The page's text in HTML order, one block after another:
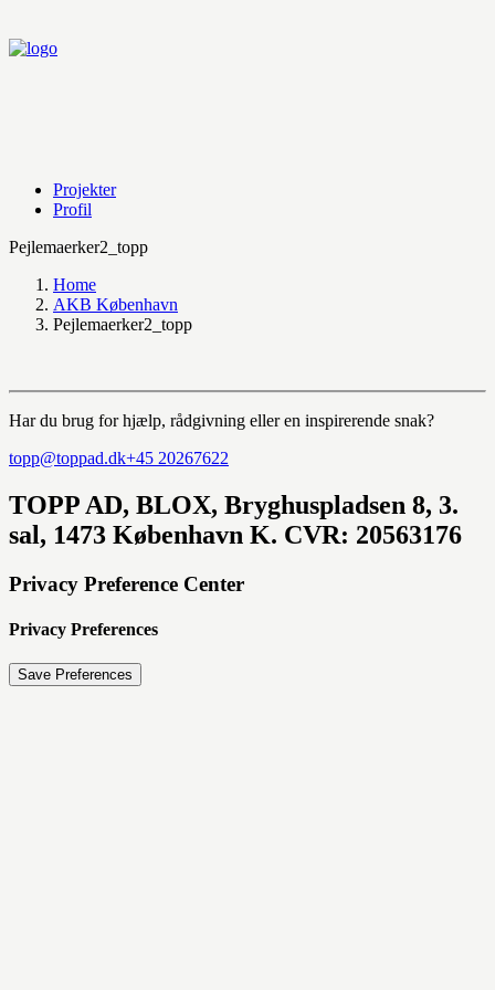
Projekter
Profil
Pejlemaerker2_topp
Home
AKB København
Pejlemaerker2_topp
Har du brug for hjælp, rådgivning eller en inspirerende snak?
topp@toppad.dk+45 20267622
TOPP AD, BLOX, Bryghuspladsen 8, 3.
sal, 1473 København K. CVR: 20563176
Privacy Preference Center
Privacy Preferences